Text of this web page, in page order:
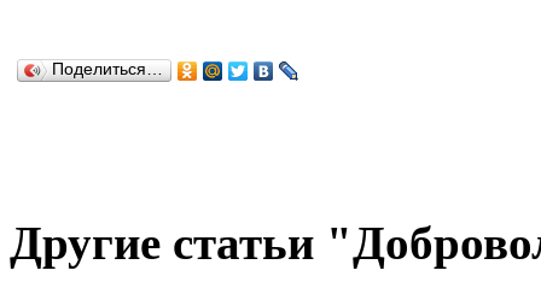
Поделиться…
Другие статьи